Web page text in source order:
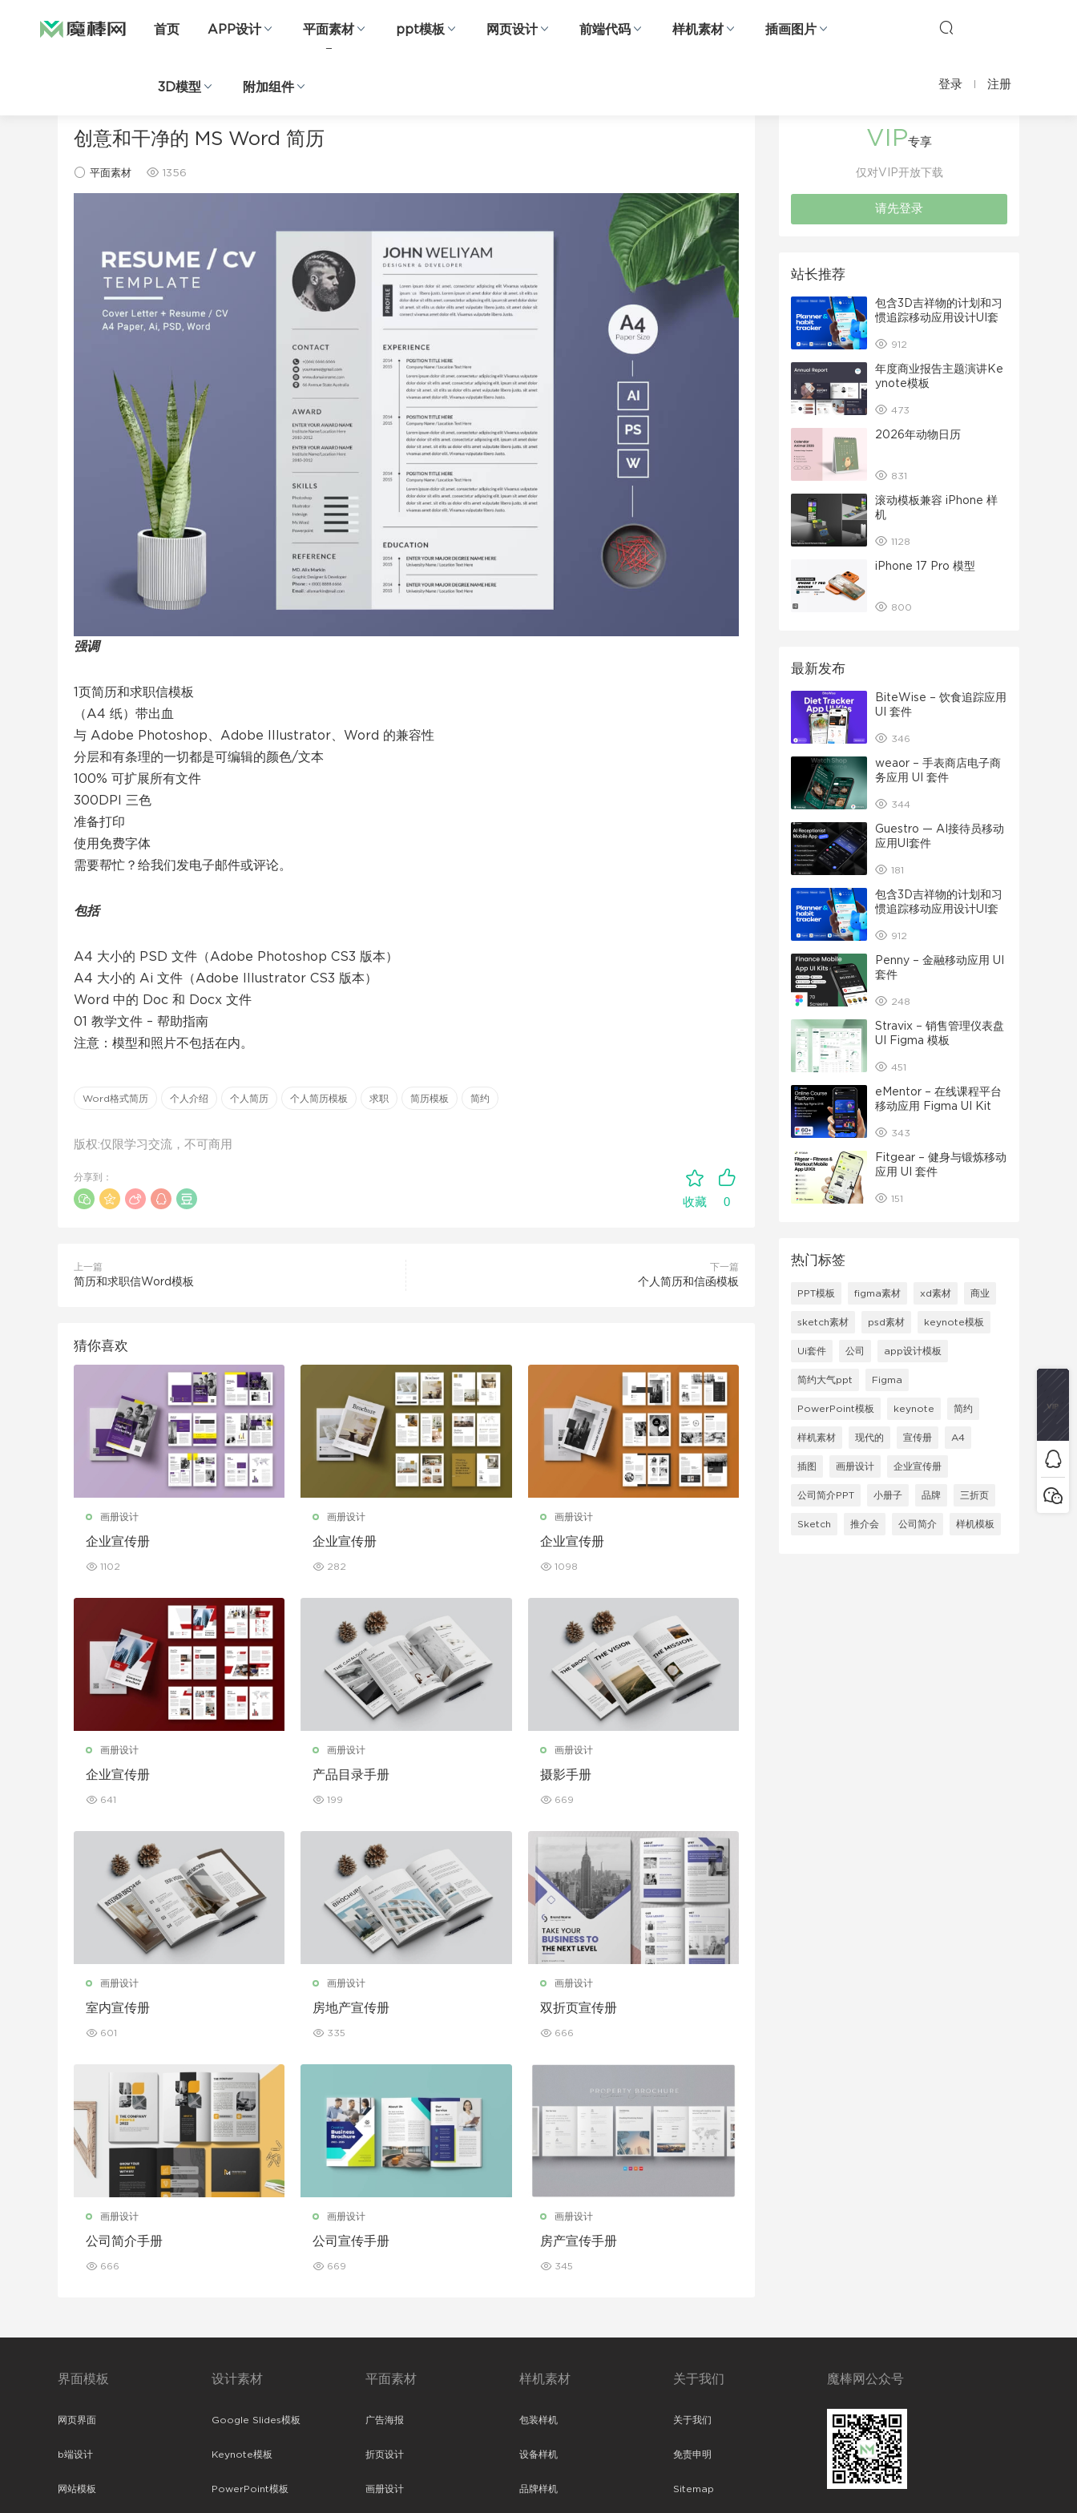
首页 APP设计 平面素材 ppt模板 网页设计 前端代码 样机素材 插画图片
3D模型 附加组件 登录 注册
平面素材
创意和干净的 MS Word 简历
平面素材 1356
强调
1页简历和求职信模板
（A4 纸）带出血
与 Adob​​e Photoshop、Adobe Illustrator、Word 的兼容性
分层和有条理的一切都是可编辑的颜色/文本
100% 可扩展所有文件
300DPI 三色
准备打印
使用免费字体
需要帮忙？给我们发电子邮件或评论。
包括
A4 大小的 PSD 文件（Adobe Photoshop CS3 版本）
A4 大小的 Ai 文件（Adobe Illustrator CS3 版本）
Word 中的 Doc 和 Docx 文件
01 教学文件 – 帮助指南
注意：模型和照片不包括在内。
Word格式简历 个人介绍 个人简历 个人简历模板 求职 简历模板 简约
版权:仅限学习交流，不可商用
收藏 0
分享到：
上一篇
简历和求职信Word模板
下一篇
个人简历和信函模板
猜你喜欢
画册设计
企业宣传册
1102
画册设计
企业宣传册
282
画册设计
企业宣传册
1098
画册设计
企业宣传册
641
画册设计
产品目录手册
199
画册设计
摄影手册
669
画册设计
室内宣传册
601
画册设计
房地产宣传册
335
画册设计
双折页宣传册
666
画册设计
公司简介手册
666
画册设计
公司宣传手册
669
画册设计
房产宣传手册
345
VIP专享
仅对VIP开放下载
请先登录
站长推荐
包含3D吉祥物的计划和习
惯追踪移动应用设计UI套
912
年度商业报告主题演讲Ke
ynote模板
473
2026年动物日历
831
滚动模板兼容 iPhone 样
机
1128
iPhone 17 Pro 模型
800
最新发布
BiteWise – 饮食追踪应用
UI 套件
346
weaor – 手表商店电子商
务应用 UI 套件
344
Guestro — AI接待员移动
应用UI套件
181
包含3D吉祥物的计划和习
惯追踪移动应用设计UI套
912
Penny – 金融移动应用 UI
套件
248
Stravix – 销售管理仪表盘
UI Figma 模板
451
eMentor – 在线课程平台
移动应用 Figma UI Kit
343
Fitgear – 健身与锻炼移动
应用 UI 套件
151
热门标签
PPT模板 figma素材 xd素材 商业
sketch素材 psd素材 keynote模板
Ui套件 公司 app设计模板
简约大气ppt Figma
PowerPoint模板 keynote 简约
样机素材 现代的 宣传册 A4
插图 画册设计 企业宣传册
公司简介PPT 小册子 品牌 三折页
Sketch 推介会 公司简介 样机模板
界面模板
网页界面
b端设计
网站模板
设计素材
Google Slides模板
Keynote模板
PowerPoint模板
平面素材
广告海报
折页设计
画册设计
样机素材
包装样机
设备样机
品牌样机
关于我们
关于我们
免责申明
Sitemap
魔棒网公众号